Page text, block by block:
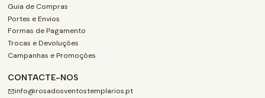
Guia de Compras
Portes e Envios
Formas de Pagamento
Trocas e Devoluções
Campanhas e Promoções
CONTACTE-NOS
info@rosadosventostemplarios.pt